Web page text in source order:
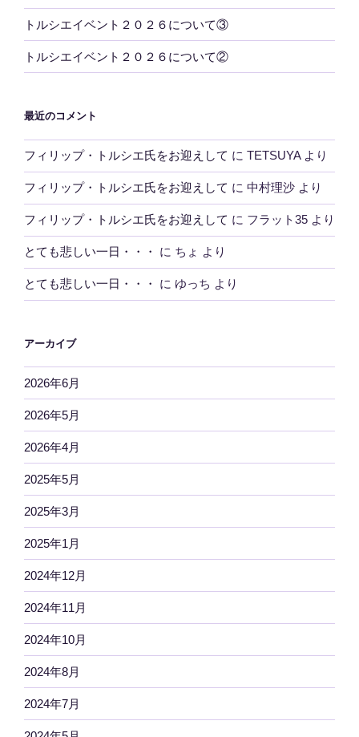
トルシエイベント２０２６について③
トルシエイベント２０２６について②
最近のコメント
フィリップ・トルシエ氏をお迎えして に TETSUYAより
フィリップ・トルシエ氏をお迎えして に 中村理沙 より
フィリップ・トルシエ氏をお迎えして に フラット35 より
とても悲しい一日・・・ に ちょ より
とても悲しい一日・・・ に ゆっち より
アーカイブ
2026年6月
2026年5月
2026年4月
2025年5月
2025年3月
2025年1月
2024年12月
2024年11月
2024年10月
2024年8月
2024年7月